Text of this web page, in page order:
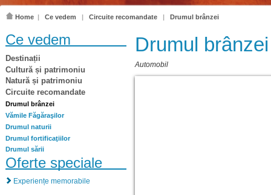
Home | Ce vedem | Circuite recomandate | Drumul brânzei
Ce vedem
Destinații
Cultură și patrimoniu
Natură și patrimoniu
Circuite recomandate
Drumul brânzei
Vămile Făgăraşilor
Drumul naturii
Drumul fortificaţiilor
Drumul sării
Oferte speciale
Experiențe memorabile
Drumul brânzei
Automobil